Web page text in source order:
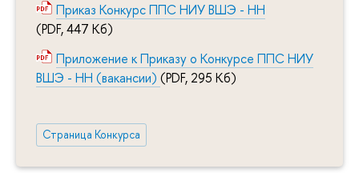
Приказ Конкурс ППС НИУ ВШЭ - НН
(PDF, 447 Кб)
Приложение к Приказу о Конкурсе ППС НИУ
ВШЭ - НН (вакансии) (PDF, 295 Кб)
Страница Конкурса